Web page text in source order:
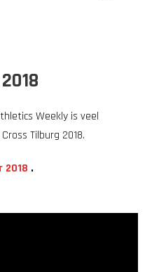
Weekly is veel
Tilburg 2018.
.